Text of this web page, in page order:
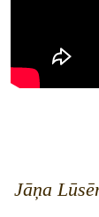
Jāņa